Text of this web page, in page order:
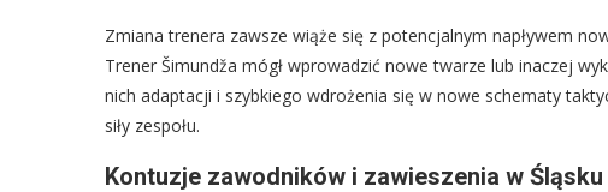
Zmiana trenera zawsze wiąże się z potencjalnym napływem
Trener Šimundža mógł wprowadzić nowe twarze lub inaczej
nich adaptacji i szybkiego wdrożenia się w nowe schematy
siły zespołu.
Kontuzje zawodników i zawieszenia w Śląsku